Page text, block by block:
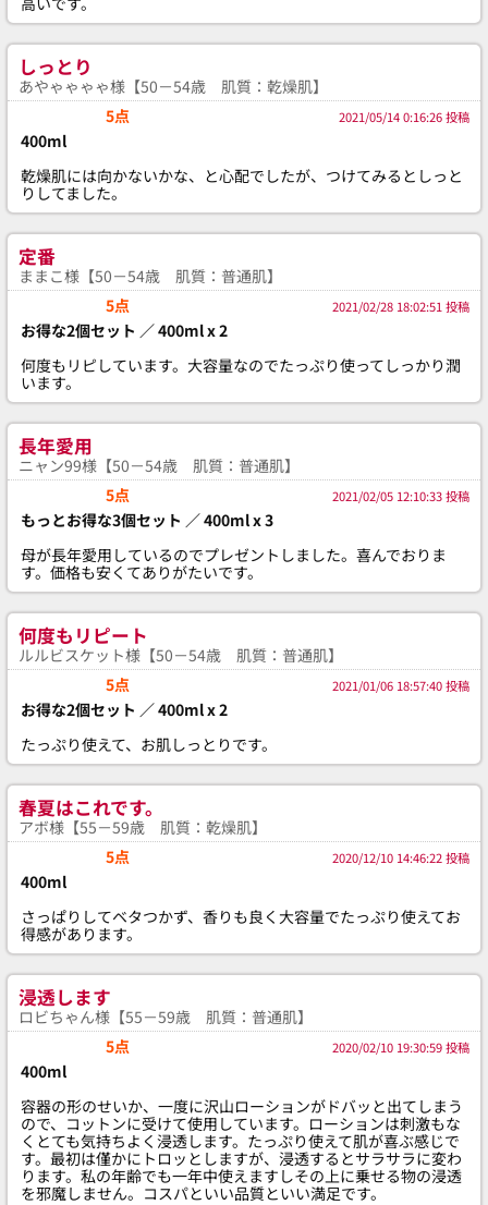
しっとり
あやゃゃゃゃ様【50－54歳 肌質：乾燥肌】
5点
2021/05/14 0:16:26 投稿
400ml
乾燥肌には向かないかな、と心配でしたが、つけてみるとしっと
りしてました。
定番
ままこ様【50－54歳 肌質：普通肌】
5点
2021/02/28 18:02:51 投稿
お得な2個セット ／ 400ml x 2
何度もリピしています。大容量なのでたっぷり使ってしっかり潤
います。
長年愛用
ニャン99様【50－54歳 肌質：普通肌】
5点
2021/02/05 12:10:33 投稿
もっとお得な3個セット ／ 400ml x 3
母が長年愛用しているのでプレゼントしました。喜んでおりま
す。価格も安くてありがたいです。
何度もリピート
ルルビスケット様【50－54歳 肌質：普通肌】
5点
2021/01/06 18:57:40 投稿
お得な2個セット ／ 400ml x 2
たっぷり使えて、お肌しっとりです。
春夏はこれです。
アボ様【55－59歳 肌質：乾燥肌】
5点
2020/12/10 14:46:22 投稿
400ml
さっぱりしてベタつかず、香りも良く大容量でたっぷり使えてお
得感があります。
浸透します
ロビちゃん様【55－59歳 肌質：普通肌】
5点
2020/02/10 19:30:59 投稿
400ml
容器の形のせいか、一度に沢山ローションがドバッと出てしまう
ので、コットンに受けて使用しています。ローションは刺激もな
くとても気持ちよく浸透します。たっぷり使えて肌が喜ぶ感じで
す。最初は僅かにトロッとしますが、浸透するとサラサラに変わ
ります。私の年齢でも一年中使えますしその上に乗せる物の浸透
を邪魔しません。コスパといい品質といい満足です。